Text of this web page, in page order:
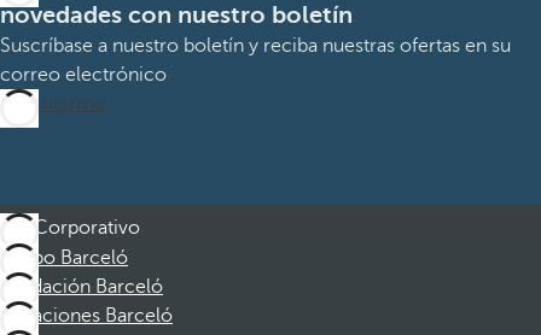
novedades con nuestro boletín
Suscríbase a nuestro boletín y reciba nuestras ofertas en su
correo electrónico
Suscribirme
Corporativo
Grupo Barceló
Fundación Barceló
Vacaciones Barceló